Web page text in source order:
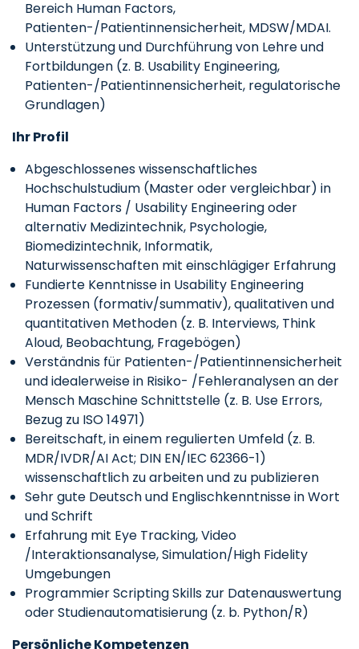
Bereich Human Factors,
Patienten-/Patientinnensicherheit, MDSW/MDAI.
Unterstützung und Durchführung von Lehre und
Fortbildungen (z. B. Usability Engineering,
Patienten-/Patientinnensicherheit, regulatorische
Grundlagen)
Ihr Profil
Abgeschlossenes wissenschaftliches
Hochschulstudium (Master oder vergleichbar) in
Human Factors / Usability Engineering oder
alternativ Medizintechnik, Psychologie,
Biomedizintechnik, Informatik,
Naturwissenschaften mit einschlägiger Erfahrung
Fundierte Kenntnisse in Usability Engineering
Prozessen (formativ/summativ), qualitativen und
quantitativen Methoden (z. B. Interviews, Think
Aloud, Beobachtung, Fragebögen)
Verständnis für Patienten-/Patientinnensicherheit
und idealerweise in Risiko- /Fehleranalysen an der
Mensch Maschine Schnittstelle (z. B. Use Errors,
Bezug zu ISO 14971)
Bereitschaft, in einem regulierten Umfeld (z. B.
MDR/IVDR/AI Act; DIN EN/IEC 62366-1)
wissenschaftlich zu arbeiten und zu publizieren
Sehr gute Deutsch und Englischkenntnisse in Wort
und Schrift
Erfahrung mit Eye Tracking, Video
/Interaktionsanalyse, Simulation/High Fidelity
Umgebungen
Programmier Scripting Skills zur Datenauswertung
oder Studienautomatisierung (z. b. Python/R)
Persönliche Kompetenzen